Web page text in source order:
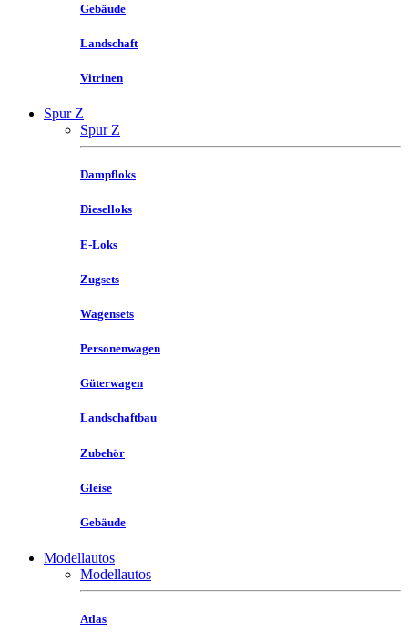
Gebäude
Landschaft
Vitrinen
Spur Z
Spur Z
Dampfloks
Dieselloks
E-Loks
Zugsets
Wagensets
Personenwagen
Güterwagen
Landschaftbau
Zubehör
Gleise
Gebäude
Modellautos
Modellautos
Atlas